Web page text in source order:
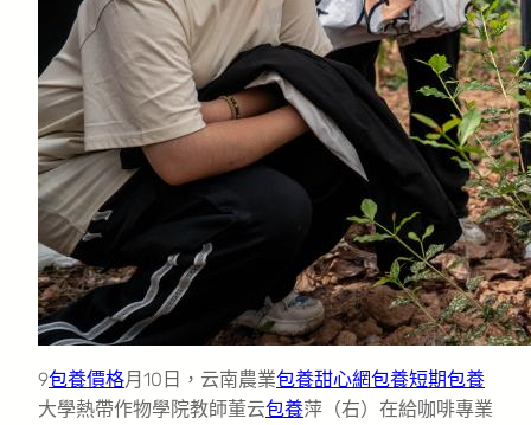
9包養價格月10日，云南農業包養甜心網包養短期包養
大學熱帶作物學院教師董云包養萍（右）在給咖啡專業